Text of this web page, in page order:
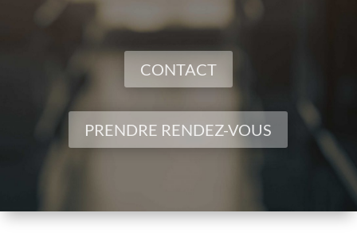
CONTACT
PRENDRE RENDEZ-VOUS